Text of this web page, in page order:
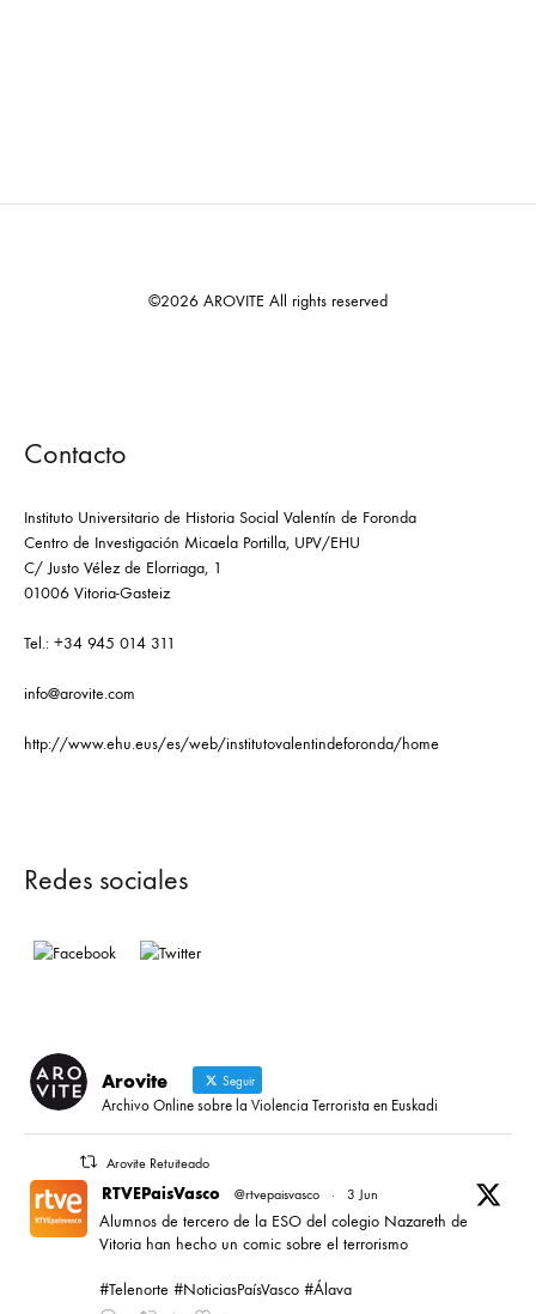
©2026 AROVITE All rights reserved
Contacto
Instituto Universitario de Historia Social Valentín de Foronda
Centro de Investigación Micaela Portilla, UPV/EHU
C/ Justo Vélez de Elorriaga, 1
01006 Vitoria-Gasteiz
Tel.: +34 945 014 311
info@arovite.com
http://www.ehu.eus/es/web/institutovalentindeforonda/home
Redes sociales
Arovite Seguir
Archivo Online sobre la Violencia Terrorista en Euskadi
Arovite Retuiteado
RTVEPaisVasco @rtvepaisvasco · 3 Jun
Alumnos de tercero de la ESO del colegio Nazareth de
Vitoria han hecho un comic sobre el terrorismo
#Telenorte #NoticiasPaísVasco #Álava